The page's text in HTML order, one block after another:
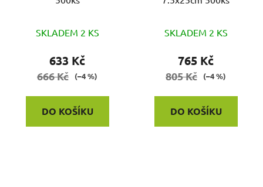
SKLADEM 2 KS
633 Kč
666 Kč (–4 %)
DO KOŠÍKU
SKLADEM 2 KS
765 Kč
805 Kč (–4 %)
DO KOŠÍKU